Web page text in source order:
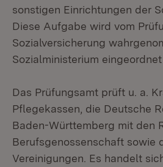
sonstigen Einrichtungen der
Diese Aufgabe wird vom
Sozialversicherung
Sozialministerium eingeordnet
Das Prüfungsamt prüft u. a.
Pflegekassen, die Deutsche
Baden-Württemberg mit den
Berufsgenossenschaft sowie
Vereinigungen. Es handelt